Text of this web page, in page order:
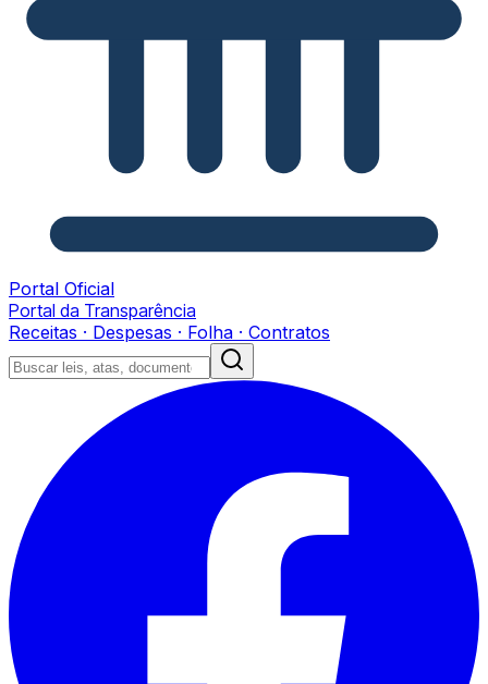
Portal Oficial
Portal da Transparência
Receitas · Despesas · Folha · Contratos